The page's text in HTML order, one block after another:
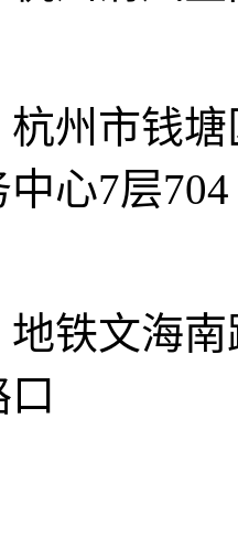
杭州市钱
心7层704
地铁文海